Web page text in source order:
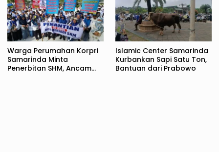
Warga Perumahan Korpri
Samarinda Minta
Penerbitan SHM, Ancam
Islamic Center Samarinda
Kurbankan Sapi Satu Ton,
Bantuan dari Prabowo